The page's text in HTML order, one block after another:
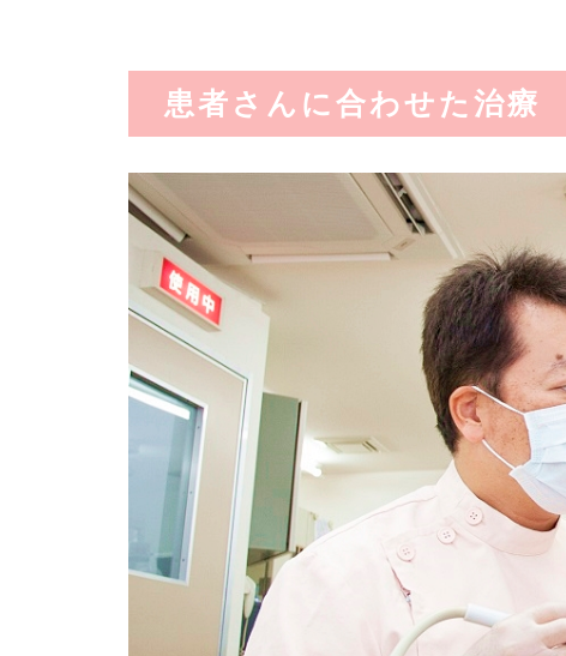
患者さんに合わせた治療